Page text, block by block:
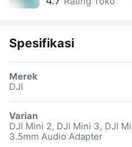
Spesifikasi
Merek
DJI
Varian
DJI Mini 2, DJI Mini 3, DJI
3.5mm Audio Adapter